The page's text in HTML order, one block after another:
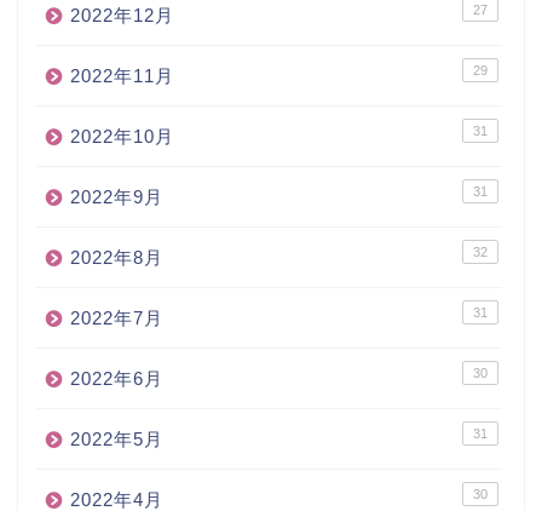
2022年12月 27
2022年11月 29
2022年10月 31
2022年9月 31
2022年8月 32
2022年7月 31
2022年6月 30
2022年5月 31
2022年4月 30